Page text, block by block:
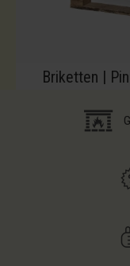
Briketten |